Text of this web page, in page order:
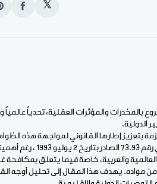
𝕏
انشر
بالمخدرات والمؤثرات العقلية، تحدياً
الدولية.
بتعزيز إطارها القانوني لمواجهة هذه
ومع ذلك، فإن قانون المخدرات
والعربية، خاصة فيما يتعلق بمكافحة
مواده. يهدف هذا المقال إلى تحليل أوجه